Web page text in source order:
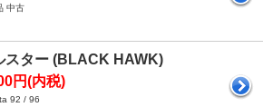
中古
スター (BLACK HAWK)
円(内税)
92 / 96